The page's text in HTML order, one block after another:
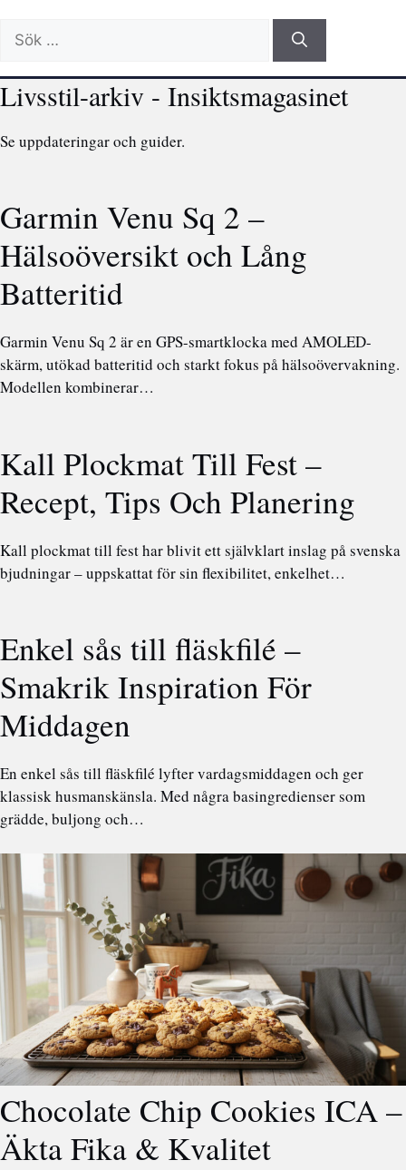
Sök
efter:
Livsstil-arkiv - Insiktsmagasinet
Se uppdateringar och guider.
Garmin Venu Sq 2 –
Hälsoöversikt och Lång
Batteritid
Garmin Venu Sq 2 är en GPS-smartklocka med AMOLED-
skärm, utökad batteritid och starkt fokus på hälsoövervakning.
Modellen kombinerar…
Kall Plockmat Till Fest –
Recept, Tips Och Planering
Kall plockmat till fest har blivit ett självklart inslag på svenska
bjudningar – uppskattat för sin flexibilitet, enkelhet…
Enkel sås till fläskfilé –
Smakrik Inspiration För
Middagen
En enkel sås till fläskfilé lyfter vardagsmiddagen och ger
klassisk husmanskänsla. Med några basingredienser som
grädde, buljong och…
Chocolate Chip Cookies ICA –
Äkta Fika & Kvalitet